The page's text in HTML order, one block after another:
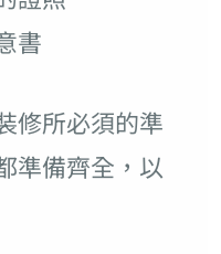
書
修所必須的準
準備齊全，以